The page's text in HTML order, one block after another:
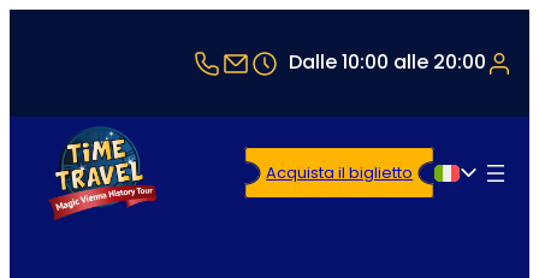
+43 1 5321514
office@timetravel-vienna.at
Dalle 10:00 alle 20:00
Italiano
Acquista il biglietto